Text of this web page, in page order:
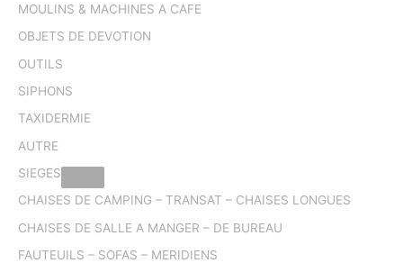
MOULINS & MACHINES A CAFE
OBJETS DE DEVOTION
OUTILS
SIPHONS
TAXIDERMIE
AUTRE
SIEGES
CHAISES DE CAMPING – TRANSAT – CHAISES LONGUES
CHAISES DE SALLE A MANGER – DE BUREAU
FAUTEUILS – SOFAS – MERIDIENS